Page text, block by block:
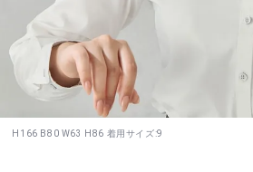
H166 B80 W63 H86 着用サイズ:9